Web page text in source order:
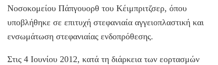
Νοσοκομείου Πάπγουορθ του Κέιμπριτζσερ, όπου
υποβλήθηκε σε επιτυχή στεφανιαία αγγειοπλαστική και
ενσωμάτωση στεφανιαίας ενδοπρόθεσης.
Στις 4 Ιουνίου 2012, κατά τη διάρκεια των εορτασμών